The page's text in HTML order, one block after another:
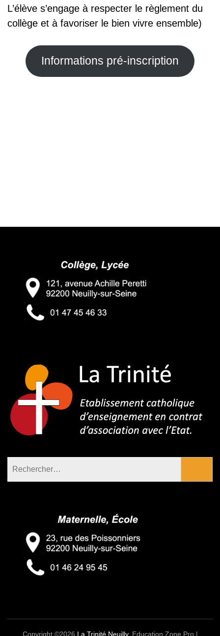
L’élève s’engage à respecter le règlement du
collège et à favoriser le bien vivre ensemble)
Informations pré-inscription
Copyright ©2026 La Trinité Neuilly. Education Zone Pro |